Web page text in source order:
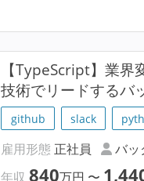
【TypeScript】業
技術でリードするバ
github slack
雇用形態 正社員 バッ
年収840万円 〜